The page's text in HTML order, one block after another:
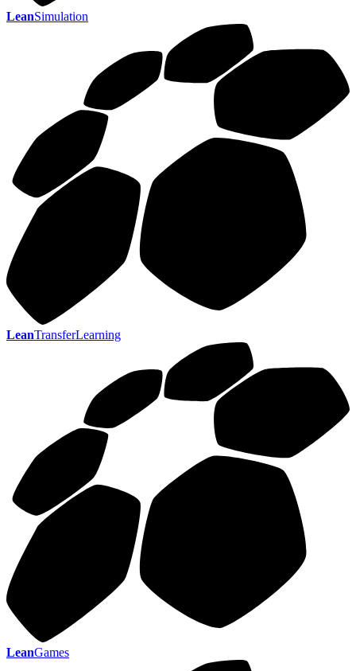
LeanSimulation
LeanTransferLearning
LeanGames